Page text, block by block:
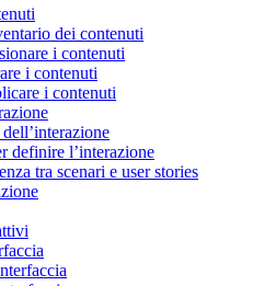
dei contenuti
i contenuti
i contenuti
i contenuti
definire l’interazione
tra scenari e user stories